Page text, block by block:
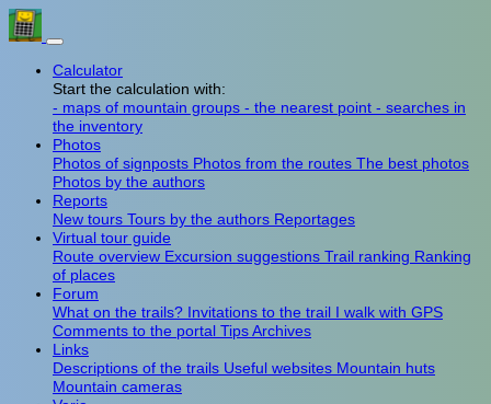
Calculator
Start the calculation with:
- maps of mountain groups - the nearest point - searches in
the inventory
Photos
Photos of signposts Photos from the routes The best photos
Photos by the authors
Reports
New tours Tours by the authors Reportages
Virtual tour guide
Route overview Excursion suggestions Trail ranking Ranking
of places
Forum
What on the trails? Invitations to the trail I walk with GPS
Comments to the portal TipsArchives
Links
Descriptions of the trails Useful websites Mountain huts
Mountain cameras